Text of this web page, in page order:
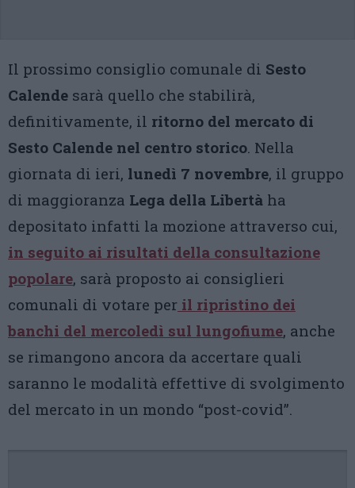
Il prossimo consiglio comunale di Sesto
Calende sarà quello che stabilirà,
definitivamente, il ritorno del mercato di
Sesto Calende nel centro storico. Nella
giornata di ieri, lunedì 7 novembre, il gruppo
di maggioranza Lega della Libertà ha
depositato infatti la mozione attraverso cui,
in seguito ai risultati della consultazione
popolare, sarà proposto ai consiglieri
comunali di votare per il ripristino dei
banchi del mercoledì sul lungofiume, anche
se rimangono ancora da accertare quali
saranno le modalità effettive di svolgimento
del mercato in un mondo “post-covid”.